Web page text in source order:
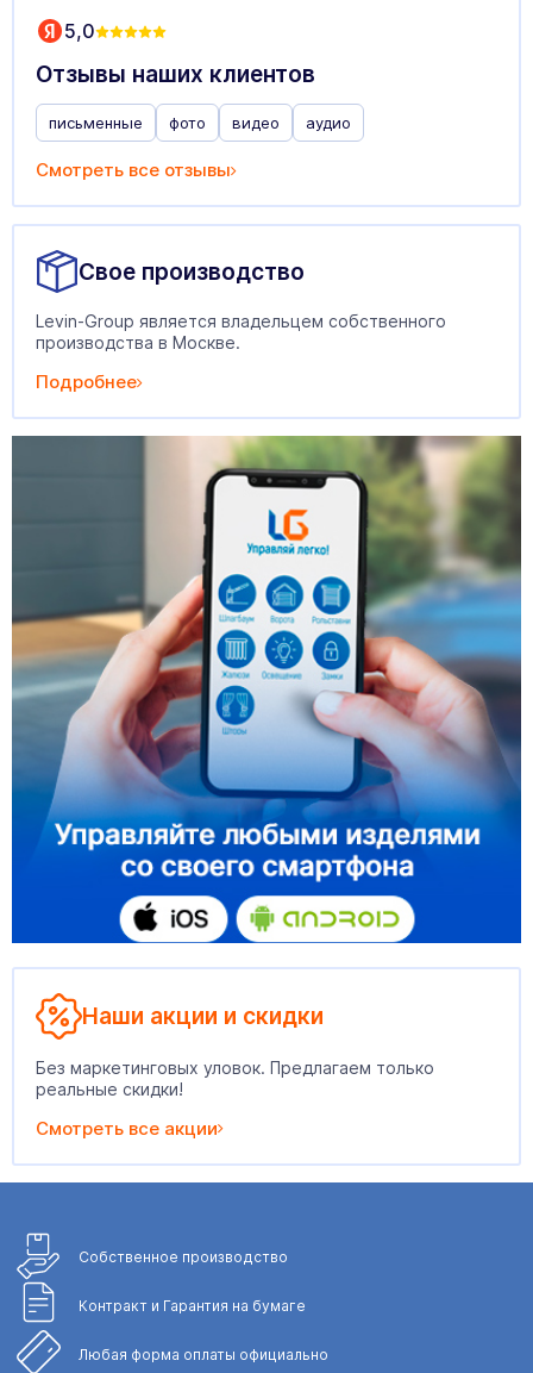
5,0
Отзывы наших клиентов
письменные фото видео аудио
Смотреть все отзывы
Свое производство
Levin-Group является владельцем собственного
производства в Москве.
Подробнее
Наши акции и скидки
Без маркетинговых уловок. Предлагаем только
реальные скидки!
Смотреть все акции
Собственное производство
Контракт и Гарантия на бумаге
Любая форма оплаты официально